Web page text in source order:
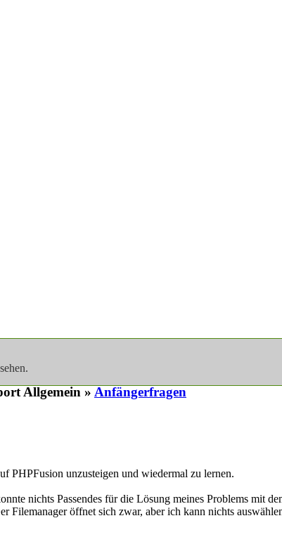
Allgemein » Anfängerfragen
PHPFusion unzusteigen und wiedermal zu lernen.
nichts Passendes für die Lösung meines Problems mit
öffnet sich zwar, aber ich kann nichts